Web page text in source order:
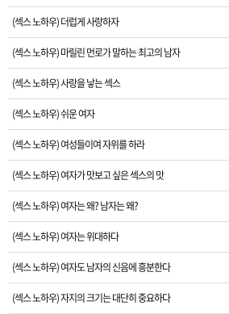
이
지
조
회
(섹스 노하우) 더럽게 사랑하자
(섹스 노하우) 마릴린 먼로가 말하는 최고의 남자
(섹스 노하우) 사랑을 낳는 섹스
(섹스 노하우) 쉬운 여자
(섹스 노하우) 여성들이여 자위를 하라
(섹스 노하우) 여자가 맛보고 싶은 섹스의 맛
(섹스 노하우) 여자는 왜? 남자는 왜?
(섹스 노하우) 여자는 위대하다
(섹스 노하우) 여자도 남자의 신음에 흥분한다
(섹스 노하우) 자지의 크기는 대단히 중요하다